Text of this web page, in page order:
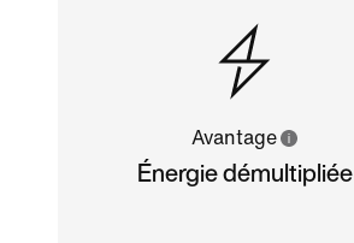
Avantage
Énergie démultipliée